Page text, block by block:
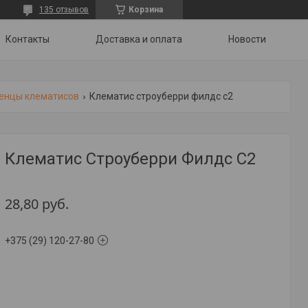
Корзина
135 отзывов
Контакты Доставка и оплата Новости
клематисов Клематис строуберри филдс с2
Клематис Строуберри Филдс С2
28,80 руб.
+375 (29) 120-27-80